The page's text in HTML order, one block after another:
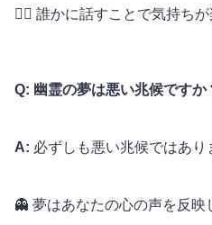
🕵️‍♂️ 誰かに話すことで気持ちが
Q: 幽霊の夢は悪い兆候ですか
A: 必ずしも悪い兆候ではあり
👻 夢はあなたの心の声を反映